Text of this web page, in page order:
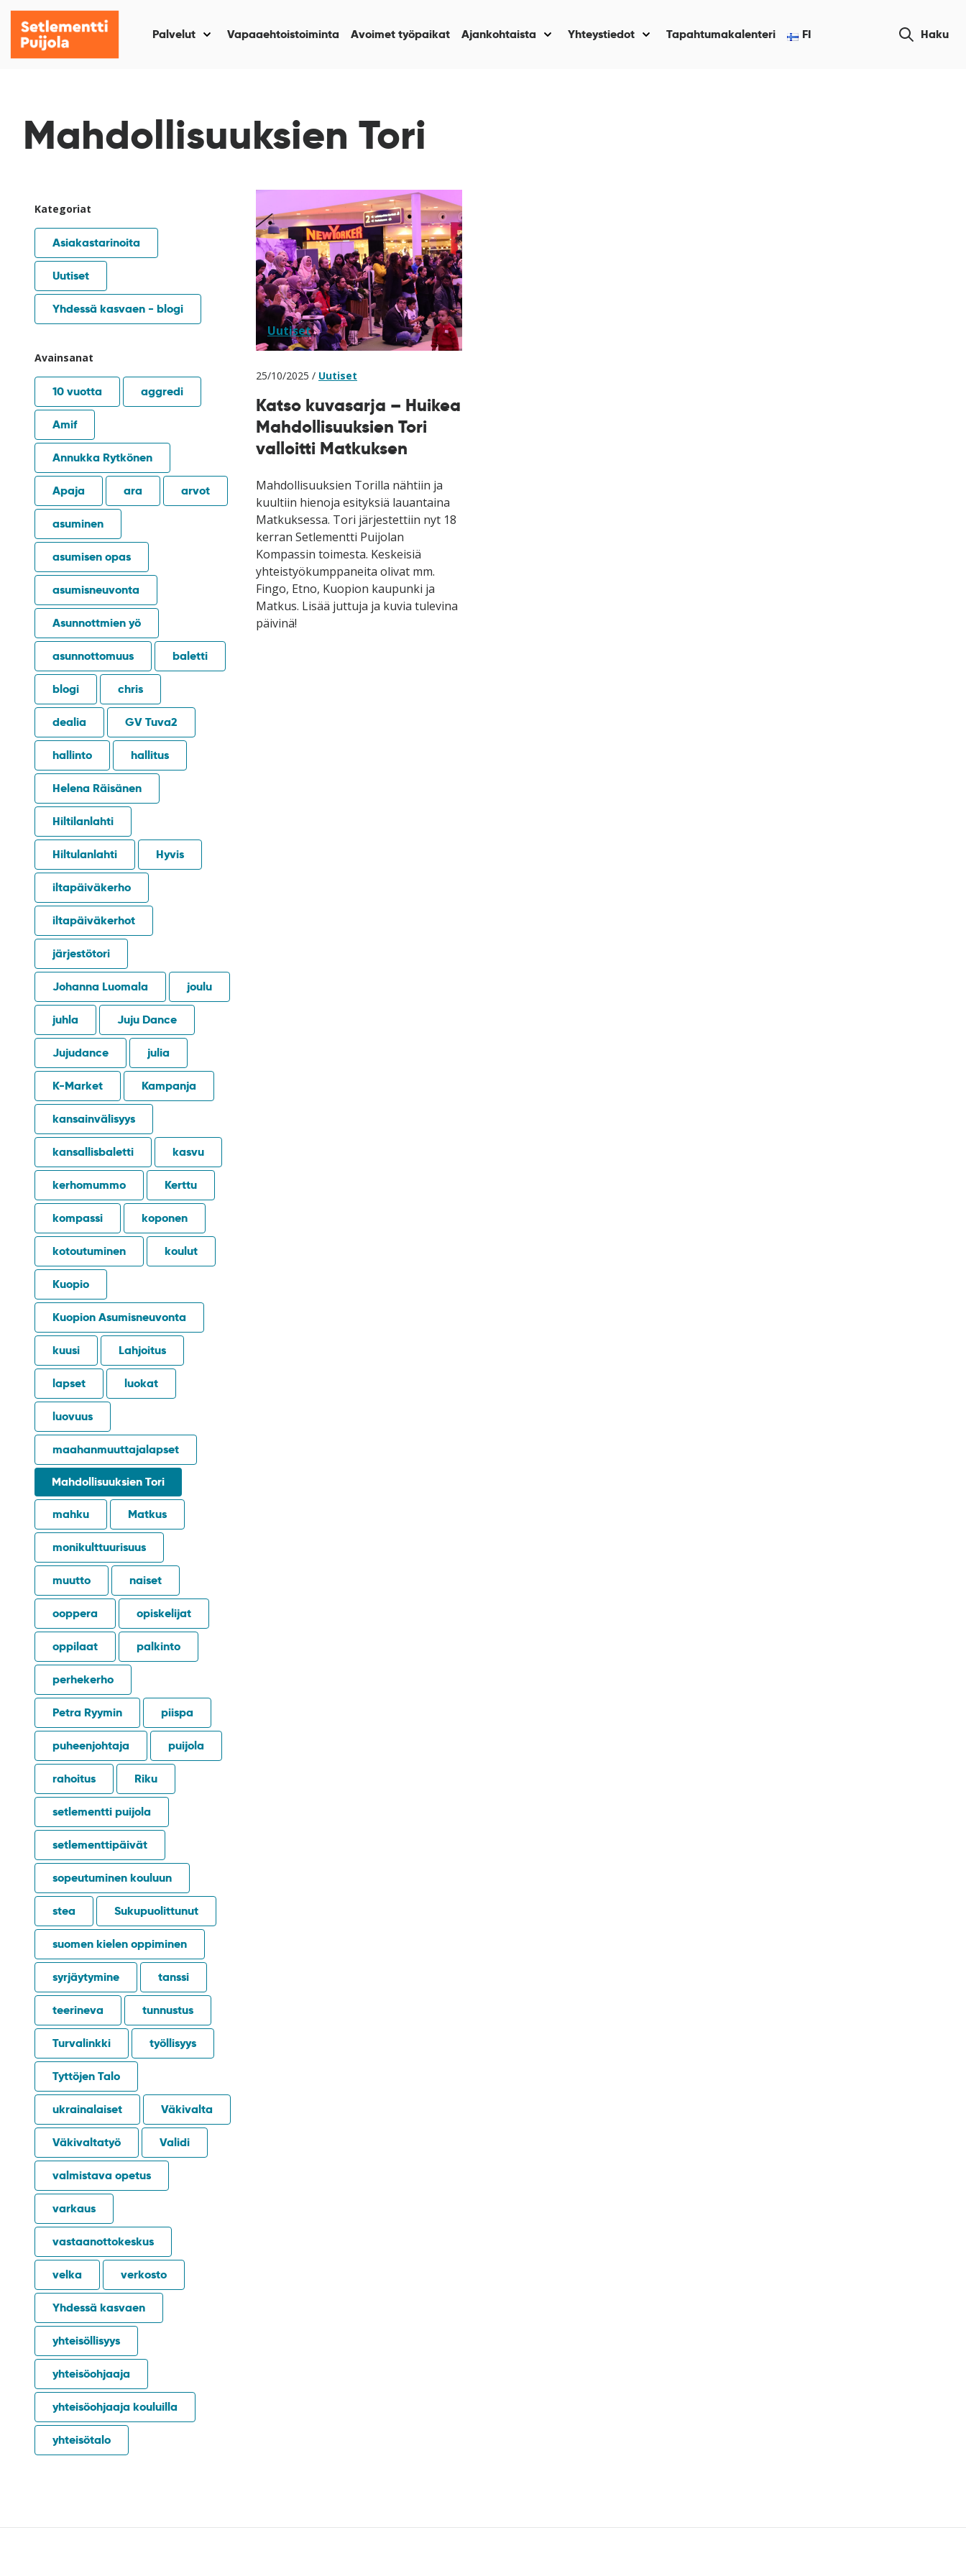
Siirry
sisältöön
Setlementti
Puijola
Palvelut
Näytä
Vapaaehtoistoiminta Avoimet työpaikat Ajankohtaista
Näytä
Yhteystiedot
Näytä
Tapahtumakalenteri FI
Etsi
Haku
Mahdollisuuksien Tori
Lajittele
Kategoriat
Asiakastarinoita
Uutiset
Yhdessä kasvaen - blogi
Avainsanat
10 vuotta aggredi
Amif
Annukka Rytkönen
Apaja ara arvot
asuminen
asumisen opas
asumisneuvonta
Asunnottmien yö
asunnottomuus baletti
blogi chris
dealia GV Tuva2
hallinto hallitus
Helena Räisänen
Hiltilanlahti
Hiltulanlahti Hyvis
iltapäiväkerho
iltapäiväkerhot
järjestötori
Johanna Luomala joulu
juhla Juju Dance
Jujudance julia
K-Market Kampanja
kansainvälisyys
kansallisbaletti kasvu
kerhomummo Kerttu
kompassi koponen
kotoutuminen koulut
Kuopio
Kuopion Asumisneuvonta
kuusi Lahjoitus
lapset luokat
luovuus
maahanmuuttajalapset
Mahdollisuuksien Tori
mahku Matkus
monikulttuurisuus
muutto naiset
ooppera opiskelijat
oppilaat palkinto
perhekerho
Petra Ryymin piispa
puheenjohtaja puijola
rahoitus Riku
setlementti puijola
setlementtipäivät
sopeutuminen kouluun
stea Sukupuolittunut
suomen kielen oppiminen
syrjäytymine tanssi
teerineva tunnustus
Turvalinkki työllisyys
Tyttöjen Talo
ukrainalaiset Väkivalta
Väkivaltatyö Validi
valmistava opetus
varkaus
vastaanottokeskus
velka verkosto
Yhdessä kasvaen
yhteisöllisyys
yhteisöohjaaja
yhteisöohjaaja kouluilla
yhteisötalo
Uutiset
25/10/2025 / Uutiset
Katso kuvasarja – Huikea
Mahdollisuuksien Tori
valloitti Matkuksen
Mahdollisuuksien Torilla nähtiin ja
kuultiin hienoja esityksiä lauantaina
Matkuksessa. Tori järjestettiin nyt 18
kerran Setlementti Puijolan
Kompassin toimesta. Keskeisiä
yhteistyökumppaneita olivat mm.
Fingo, Etno, Kuopion kaupunki ja
Matkus. Lisää juttuja ja kuvia tulevina
päivinä!